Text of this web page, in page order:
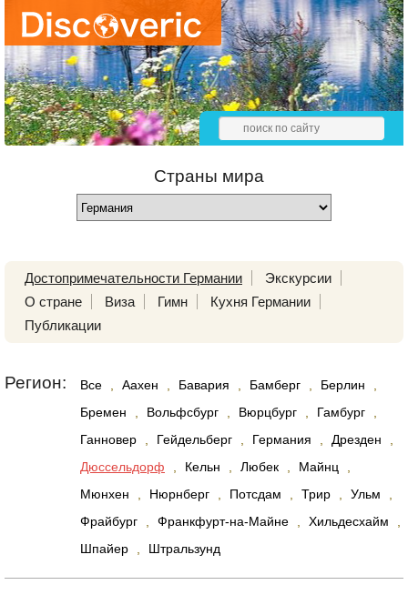
Страны мира
Достопримечательности Германии
Экскурсии
О стране
Виза Гимн
Кухня Германии
Публикации
Регион: Все Аахен Бавария Бамберг Берлин
Бремен
Вольфсбург Вюрцбург Гамбург
Ганновер
Гейдельберг Германия Дрезден
Дюссельдорф
Кельн Любек Майнц
Мюнхен
Нюрнберг Потсдам Трир Ульм
Фрайбург
Франкфурт-на-Майне Хильдесхайм
Шпайер
Штральзунд